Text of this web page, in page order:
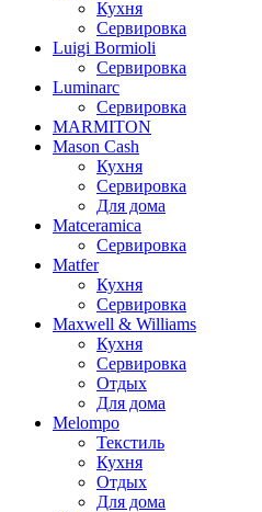
Кухня
Сервировка
Luigi Bormioli
Сервировка
Luminarc
Сервировка
MARMITON
Mason Cash
Кухня
Сервировка
Для дома
Matceramica
Сервировка
Matfer
Кухня
Сервировка
Maxwell & Williams
Кухня
Сервировка
Отдых
Для дома
Melompo
Текстиль
Кухня
Отдых
Для дома